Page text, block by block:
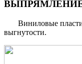
Виниловые
выгнутости.